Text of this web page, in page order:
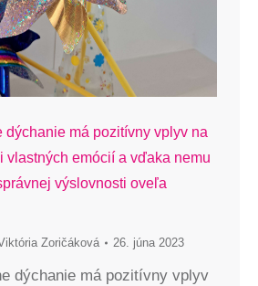
dýchanie má pozitívny vplyv na
vlastných emócií a vďaka nemu
výslovnosti oveľa
Zoričáková 26. júna 2023
dýchanie má pozitívny vplyv